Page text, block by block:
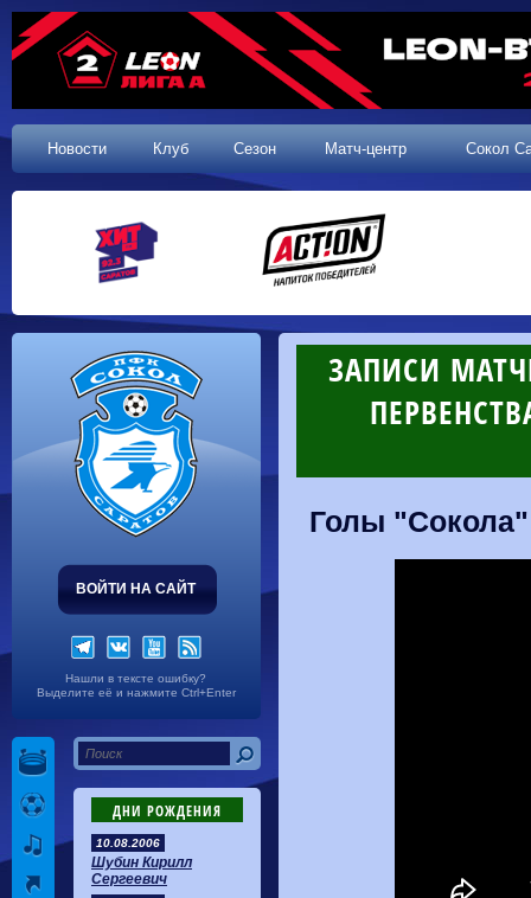
Новости Клуб Сезон Матч-центр Сокол
ВОЙТИ НА САЙТ
Нашли в тексте ошибку?
Выделите её и нажмите Ctrl+Enter
ДНИ РОЖДЕНИЯ
10.08.2006
Шубин Кирилл
Сергеевич
ЗАПИСИ
Голы "Сокола"